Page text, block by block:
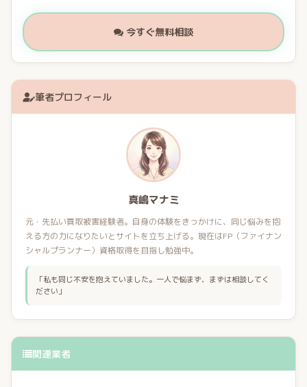
今すぐ無料相談
筆者プロフィール
真嶋マナミ
元・先払い買取被害経験者。自身の体験をきっかけに、同じ悩みを抱
える方の力になりたいとサイトを立ち上げる。現在はFP（ファイナン
シャルプランナー）資格取得を目指し勉強中。
「私も同じ不安を抱えていました。一人で悩まず、まずは相談してく
ださい」
関連業者